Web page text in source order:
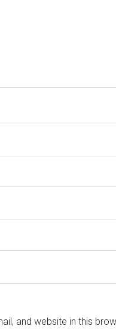
and website in this